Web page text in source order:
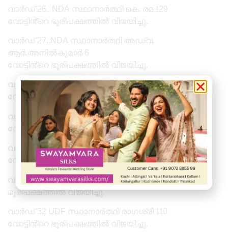
വാർഡ് 26.. NDA സ്ഥാനാർത്ഥി കെ. രമ 129
വോട്ടിൻ്റെ ഭൂരിപക്ഷത്തിൽ വിജയിച്ചു.
വാർഡ് 27..NDA സ്ഥാനാർത്ഥി അഡ്വ.
ആർ.അനിൽകുമാർ 6
വോട്ടിൻ്റെ ഭൂരിപക്ഷത്തിൽ വിജയിച്ചു.
വാർഡ് 28..LDF സ്ഥാനാർത്ഥി രഞ്ജു ബിനു 19
വോട്ടിൻ്റെ ഭൂരിപക്ഷത്തിൽ വിജയിച്ചു.
വാർഡ് 29..LDF സ്ഥാനാർത്ഥി ബി.സുനിൽകുമാർ 19
വോട്ടിൻ്റെ ഭൂരിപക്ഷത്തിൽ വിജയിച്ചു.
വാർഡ് 30.NDA സ്ഥാനാർത്ഥി പ്രിയങ്ക രാജ് 104
വോട്ടിൻ്റെ ഭൂരിപക്ഷത്തിൽ വിജയിച്ചു.
വാർഡ് 31 NDA സ്ഥാനാർത്ഥി അനീഷ് 239 വോട്ടിൻ്റെ
ഭൂരിപക്ഷത്തിൽ വിജയിച്ചു.
വാർഡ് 32 UDF സ്ഥാനാർത്ഥി രാഗശ്രീ 110
വോട്ടിൻ്റെ ഭൂരിപക്ഷത്തിൽ വിജയിച്ചു.